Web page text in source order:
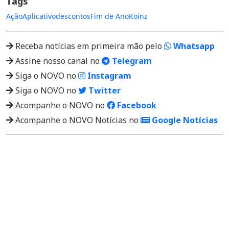
AçãoAplicativodescontosFim de AnoKoinz
Receba notícias em primeira mão pelo
Whatsapp
Assine nosso canal no
Telegram
Siga o NOVO no
Instagram
Siga o NOVO no
Twitter
Acompanhe o NOVO no
Facebook
Acompanhe o NOVO Notícias no
Google Notícias